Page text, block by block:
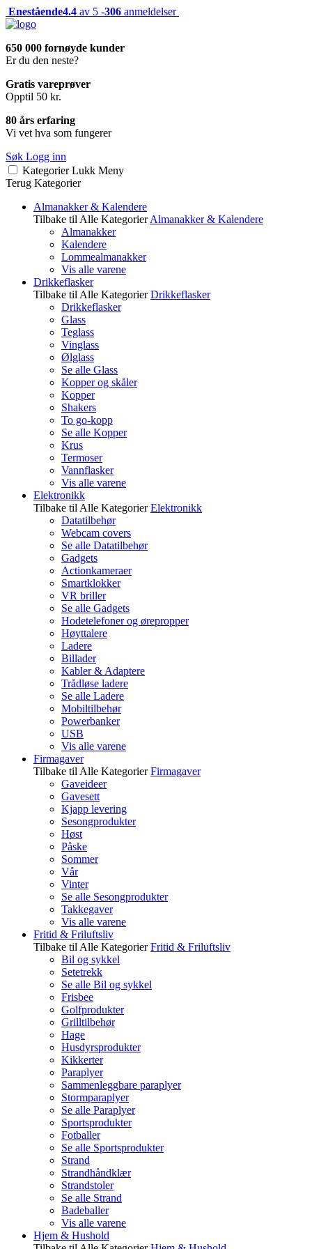
Enestående4.4 av 5 -306 anmeldelser
650 000 fornøyde kunder
Er du den neste?
Gratis vareprøver
Opptil 50 kr.
80 års erfaring
Vi vet hva som fungerer
Søk Logg inn
Kategorier Lukk Meny
Terug Kategorier
Almanakker & Kalendere
Tilbake til Alle Kategorier Almanakker & Kalendere
Almanakker
Kalendere
Lommealmanakker
Vis alle varene
Drikkeflasker
Tilbake til Alle Kategorier Drikkeflasker
Drikkeflasker
Glass
Teglass
Vinglass
Ølglass
Se alle Glass
Kopper og skåler
Kopper
Shakers
To go-kopp
Se alle Kopper
Krus
Termoser
Vannflasker
Vis alle varene
Elektronikk
Tilbake til Alle Kategorier Elektronikk
Datatilbehør
Webcam covers
Se alle Datatilbehør
Gadgets
Actionkameraer
Smartklokker
VR briller
Se alle Gadgets
Hodetelefoner og ørepropper
Høyttalere
Ladere
Billader
Kabler & Adaptere
Trådløse ladere
Se alle Ladere
Mobiltilbehør
Powerbanker
USB
Vis alle varene
Firmagaver
Tilbake til Alle Kategorier Firmagaver
Gaveideer
Gavesett
Kjapp levering
Sesongprodukter
Høst
Påske
Sommer
Vår
Vinter
Se alle Sesongprodukter
Takkegaver
Vis alle varene
Fritid & Friluftsliv
Tilbake til Alle Kategorier Fritid & Friluftsliv
Bil og sykkel
Setetrekk
Se alle Bil og sykkel
Frisbee
Golfprodukter
Grilltilbehør
Hage
Husdyrsprodukter
Kikkerter
Paraplyer
Sammenleggbare paraplyer
Stormparaplyer
Se alle Paraplyer
Sportsprodukter
Fotballer
Se alle Sportsprodukter
Strand
Strandhåndklær
Strandstoler
Se alle Strand
Badeballer
Vis alle varene
Hjem & Hushold